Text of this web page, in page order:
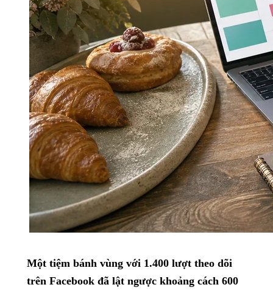
Một tiệm bánh vùng với 1.400 lượt theo dõi
trên Facebook đã lật ngược khoảng cách 600